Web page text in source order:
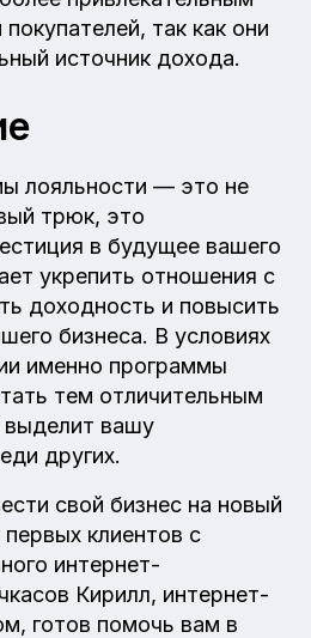
так как они
источник дохода.
лояльности — это не
трюк, это
в будущее вашего
укрепить отношения с
доходность и повысить
бизнеса. В условиях
именно программы
тем отличительным
вашу
других.
свой бизнес на новый
клиентов с
интернет-
Кирилл, интернет-
готов помочь вам в